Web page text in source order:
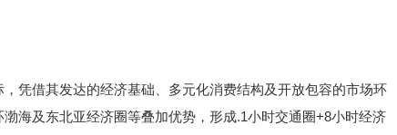
凭借其发达的经济基础、多元化消费结构及开放包容的市场环
海及东北亚经济圈等叠加优势，形成.1小时交通圈+8小时经济